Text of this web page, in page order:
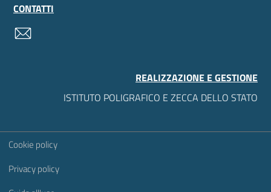
CONTATTI
REALIZZAZIONE E GESTIONE
ISTITUTO POLIGRAFICO E ZECCA DELLO STATO
Sezione Link Utili
Cookie policy
Privacy policy